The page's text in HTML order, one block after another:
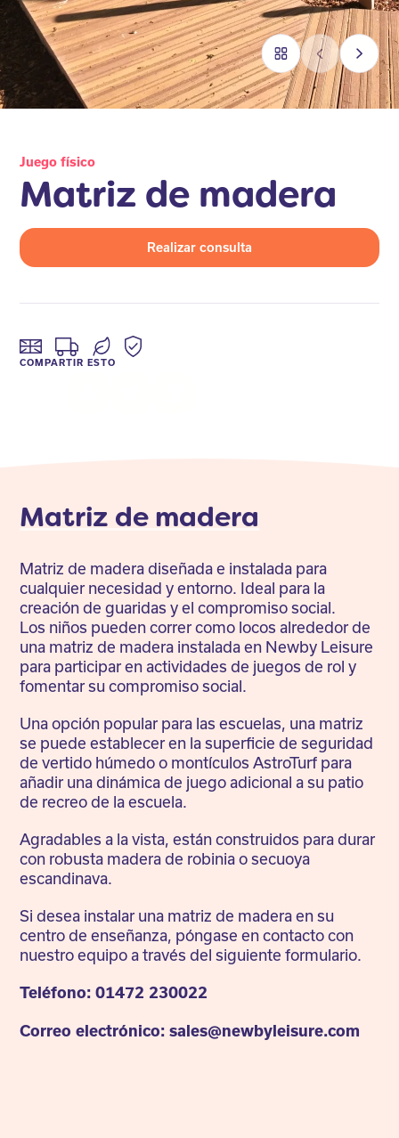
Juego físico
Matriz de madera
Realizar consulta
COMPARTIR ESTO
Matriz de madera
Matriz de madera diseñada e instalada para
cualquier necesidad y entorno. Ideal para la
creación de guaridas y el compromiso social.
Los niños pueden correr como locos alrededor de
una matriz de madera instalada en Newby Leisure
para participar en actividades de juegos de rol y
fomentar su compromiso social.
Una opción popular para las escuelas, una matriz
se puede establecer en la superficie de seguridad
de vertido húmedo o montículos AstroTurf para
añadir una dinámica de juego adicional a su patio
de recreo de la escuela.
Agradables a la vista, están construidos para durar
con robusta madera de robinia o secuoya
escandinava.
Si desea instalar una matriz de madera en su
centro de enseñanza, póngase en contacto con
nuestro equipo a través del siguiente formulario.
Teléfono: 01472 230022
Correo electrónico: sales@newbyleisure.com